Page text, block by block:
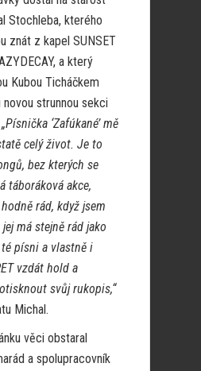
Stochleba, kterého
znát z kapel SUNSET
a který
Kubou Ticháčkem
strunnou sekci
„Písnička ‘Zafúkané’ mě
celý život. Je to
bez kterých se
táboráková akce,
rád, když jsem
má stejně rád jako
písni a vlastně i
vzdát hold a
svůj rukopis,“
Michal.
věci obstaral
a spolupracovník